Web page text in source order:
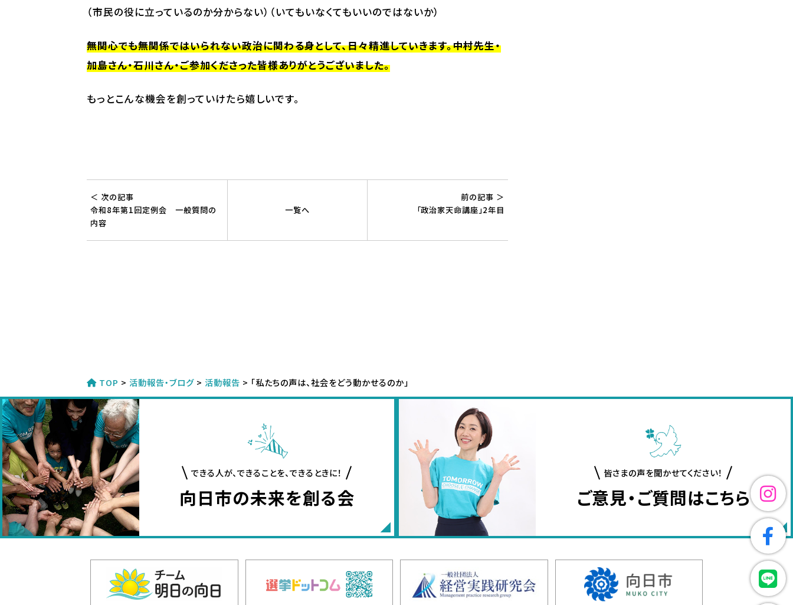
（市民の役に立っているのか分からない）（いてもいなくてもいいのではないか）
無関心でも無関係ではいられない政治に関わる身として、日々精進していきます。中村先生・
加島さん・石川さん・ご参加くださった皆様ありがとうございました。
もっとこんな機会を創っていけたら嬉しいです。
＜ 次の記事
令和8年第1回定例会 一般質問の
内容
一覧へ
前の記事 ＞
「政治家天命講座」2年目
TOP > 活動報告・ブログ > 活動報告 > 「私たちの声は、社会をどう動かせるのか」
できる人が、できることを、できるときに！
向日市の未来を創る会
皆さまの声を聞かせてください！
ご意見・ご質問はこちら